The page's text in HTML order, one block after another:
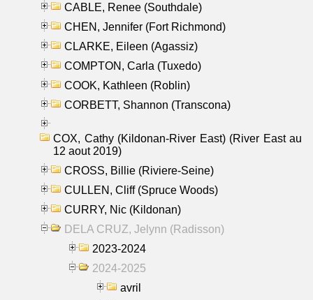
CABLE, Renee (Southdale)
CHEN, Jennifer (Fort Richmond)
CLARKE, Eileen (Agassiz)
COMPTON, Carla (Tuxedo)
COOK, Kathleen (Roblin)
CORBETT, Shannon (Transcona)
COX, Cathy (Kildonan-River East) (River East au
12 aout 2019)
CROSS, Billie (Riviere-Seine)
CULLEN, Cliff (Spruce Woods)
CURRY, Nic (Kildonan)
DELA CRUZ, Jelynn (Radisson)
2023-2024
2024-2025
avril